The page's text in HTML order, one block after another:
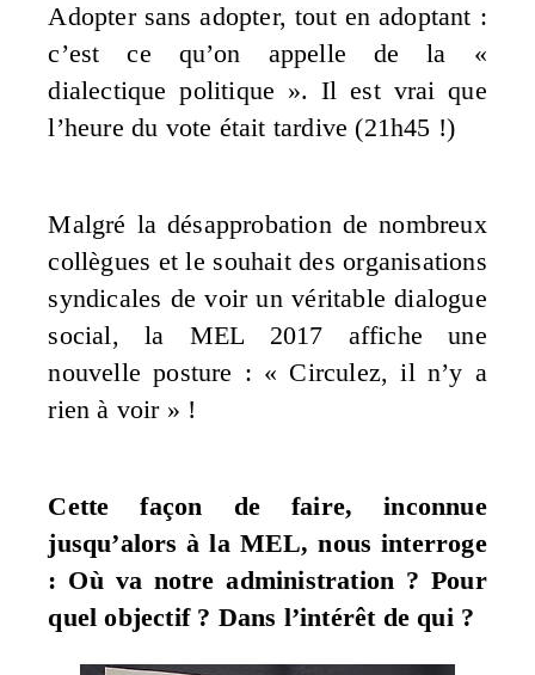
Adopter sans adopter, tout en adoptant :
c’est ce qu’on appelle de la «
dialectique politique ». Il est vrai que
l’heure du vote était tardive (21h45 !)
Malgré la désapprobation de nombreux
collègues et le souhait des organisations
syndicales de voir un véritable dialogue
social, la MEL 2017 affiche une
nouvelle posture : « Circulez, il n’y a
rien à voir » !
Cette façon de faire, inconnue
jusqu’alors à la MEL, nous interroge
: Où va notre administration ? Pour
quel objectif ? Dans l’intérêt de qui ?